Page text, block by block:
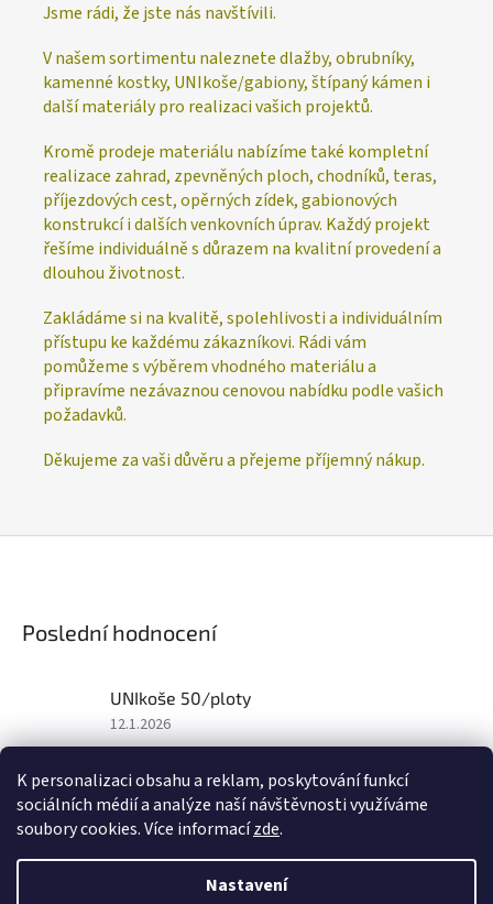
K personalizaci obsahu a reklam, poskytování funkcí
sociálních médií a analýze naší návštěvnosti využíváme
soubory cookies. Více informacízde.
Nastavení
Jsme rádi, že jste nás navštívili.
V našem sortimentu naleznete dlažby, obrubníky,
kamenné kostky, UNIkoše/gabiony, štípaný kámen i
další materiály pro realizaci vašich projektů.
Kromě prodeje materiálu nabízíme také kompletní
realizace zahrad, zpevněných ploch, chodníků, teras,
příjezdových cest, opěrných zídek, gabionových
konstrukcí i dalších venkovních úprav. Každý projekt
řešíme individuálně s důrazem na kvalitní provedení a
dlouhou životnost.
Zakládáme si na kvalitě, spolehlivosti a individuálním
přístupu ke každému zákazníkovi. Rádi vám
pomůžeme s výběrem vhodného materiálu a
připravíme nezávaznou cenovou nabídku podle vašich
požadavků.
Děkujeme za vaši důvěru a přejeme příjemný nákup.
Poslední hodnocení
UNIkoše 50/ploty
Hodnocení
produktu
5
z
5
12.1.2026